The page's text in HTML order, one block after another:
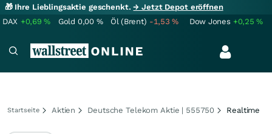
🎁 Ihre Lieblingsaktie geschenkt.→ Jetzt Depot eröffnen
DAX +0,69% Gold 0,00 % Öl (Brent) -1,53% Dow Jones +0,25%
Startseite Aktien Deutsche Telekom Aktie | 555750 Realtime